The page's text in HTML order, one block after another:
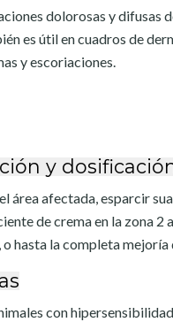
dolorosas y difusas
es útil en cuadros de
y escoriaciones.
y
área afectada, esparcir
de crema en la zona 2
o hasta la completa mejoría
con